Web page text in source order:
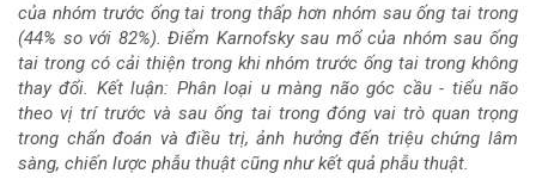
của nhóm trước ống tai trong thấp hơn nhóm sau ống tai trong
(44% so với 82%). Điểm Karnofsky sau mổ của nhóm sau ống
tai trong có cải thiện trong khi nhóm trước ống tai trong không
thay đổi. Kết luận: Phân loại u màng não góc cầu - tiểu não
theo vị trí trước và sau ống tai trong đóng vai trò quan trọng
trong chẩn đoán và điều trị, ảnh hưởng đến triệu chứng lâm
sàng, chiến lược phẫu thuật cũng như kết quả phẫu thuật.